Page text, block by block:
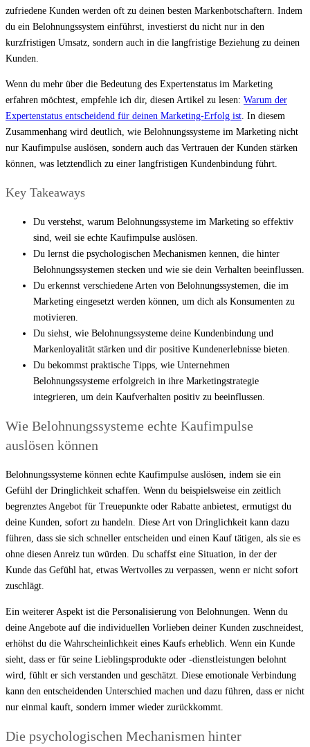
zufriedene Kunden werden oft zu deinen besten Markenbotschaftern. Indem
du ein Belohnungssystem einführst, investierst du nicht nur in den
kurzfristigen Umsatz, sondern auch in die langfristige Beziehung zu deinen
Kunden.
Wenn du mehr über die Bedeutung des Expertenstatus im Marketing
erfahren möchtest, empfehle ich dir, diesen Artikel zu lesen: Warum der
Expertenstatus entscheidend für deinen Marketing-Erfolg ist . In diesem
Zusammenhang wird deutlich, wie Belohnungssysteme im Marketing nicht
nur Kaufimpulse auslösen, sondern auch das Vertrauen der Kunden stärken
können, was letztendlich zu einer langfristigen Kundenbindung führt.
Key Takeaways
Du verstehst, warum Belohnungssysteme im Marketing so effektiv
sind, weil sie echte Kaufimpulse auslösen.
Du lernst die psychologischen Mechanismen kennen, die hinter
Belohnungssystemen stecken und wie sie dein Verhalten beeinflussen.
Du erkennst verschiedene Arten von Belohnungssystemen, die im
Marketing eingesetzt werden können, um dich als Konsumenten zu
motivieren.
Du siehst, wie Belohnungssysteme deine Kundenbindung und
Markenloyalität stärken und dir positive Kundenerlebnisse bieten.
Du bekommst praktische Tipps, wie Unternehmen
Belohnungssysteme erfolgreich in ihre Marketingstrategie
integrieren, um dein Kaufverhalten positiv zu beeinflussen.
Wie Belohnungssysteme echte Kaufimpulse
auslösen können
Belohnungssysteme können echte Kaufimpulse auslösen, indem sie ein
Gefühl der Dringlichkeit schaffen. Wenn du beispielsweise ein zeitlich
begrenztes Angebot für Treuepunkte oder Rabatte anbietest, ermutigst du
deine Kunden, sofort zu handeln. Diese Art von Dringlichkeit kann dazu
führen, dass sie sich schneller entscheiden und einen Kauf tätigen, als sie es
ohne diesen Anreiz tun würden. Du schaffst eine Situation, in der der
Kunde das Gefühl hat, etwas Wertvolles zu verpassen, wenn er nicht sofort
zuschlägt.
Ein weiterer Aspekt ist die Personalisierung von Belohnungen. Wenn du
deine Angebote auf die individuellen Vorlieben deiner Kunden zuschneidest,
erhöhst du die Wahrscheinlichkeit eines Kaufs erheblich. Wenn ein Kunde
sieht, dass er für seine Lieblingsprodukte oder -dienstleistungen belohnt
wird, fühlt er sich verstanden und geschätzt. Diese emotionale Verbindung
kann den entscheidenden Unterschied machen und dazu führen, dass er nicht
nur einmal kauft, sondern immer wieder zurückkommt.
Die psychologischen Mechanismen hinter